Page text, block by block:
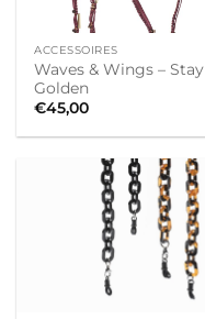
ACCESSOIRES
Waves & Wings – Stay
Golden
€45,00